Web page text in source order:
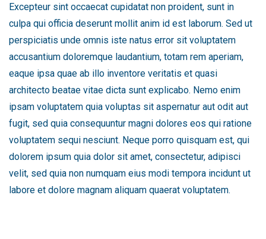
Excepteur sint occaecat cupidatat non proident, sunt in
culpa qui officia deserunt mollit anim id est laborum. Sed ut
perspiciatis unde omnis iste natus error sit voluptatem
accusantium doloremque laudantium, totam rem aperiam,
eaque ipsa quae ab illo inventore veritatis et quasi
architecto beatae vitae dicta sunt explicabo. Nemo enim
ipsam voluptatem quia voluptas sit aspernatur aut odit aut
fugit, sed quia consequuntur magni dolores eos qui ratione
voluptatem sequi nesciunt. Neque porro quisquam est, qui
dolorem ipsum quia dolor sit amet, consectetur, adipisci
velit, sed quia non numquam eius modi tempora incidunt ut
labore et dolore magnam aliquam quaerat voluptatem.